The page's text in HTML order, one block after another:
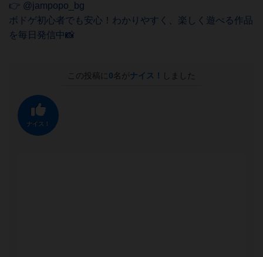
👉 @jampopo_bg
ボドゲ初心者でも安心！わかりやすく、楽しく遊べる作品
を毎日発信中📸
この投稿に 0名がナイス！ しました
ナイス！